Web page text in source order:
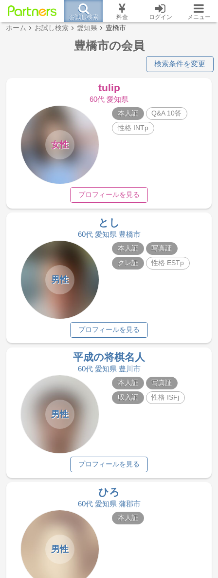
お試し検索 料金 ログイン メニュー
ホーム お試し検索 愛知県 豊橋市
豊橋市の会員
検索条件を変更
tulip
60代 愛知県
女性
本人証
Q&A 10答
性格 INTp
プロフィールを見る
とし
60代 愛知県 豊橋市
男性
本人証
写真証
クレ証
性格 ESTp
プロフィールを見る
平成の将棋名人
60代 愛知県 豊川市
男性
本人証
写真証
収入証
性格 ISFj
プロフィールを見る
ひろ
60代 愛知県 蒲郡市
男性
本人証